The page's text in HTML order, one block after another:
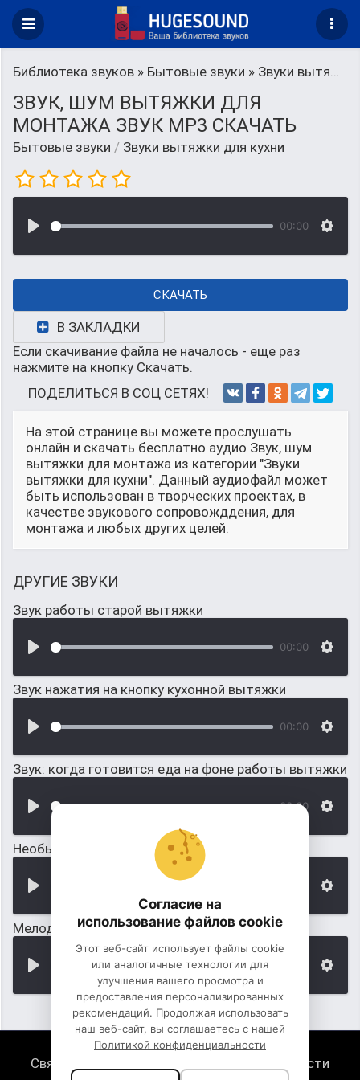
Библиотека звуков » Бытовые звуки » Звуки вытяжки для кухни
ЗВУК, ШУМ ВЫТЯЖКИ ДЛЯ
МОНТАЖА ЗВУК MP3 СКАЧАТЬ
Бытовые звуки / Звуки вытяжки для кухни
00:00
СКАЧАТЬ
В ЗАКЛАДКИ
Если скачивание файла не началось - еще раз
нажмите на кнопку Скачать.
ПОДЕЛИТЬСЯ В СОЦ СЕТЯХ!
На этой странице вы можете прослушать
онлайн и скачать бесплатно аудио Звук, шум
вытяжки для монтажа из категории "Звуки
вытяжки для кухни". Данный аудиофайл может
быть использован в творческих проектах, в
качестве звукового сопровожддения, для
монтажа и любых других целей.
ДРУГИЕ ЗВУКИ
Звук работы старой вытяжки
00:00
Звук нажатия на кнопку кухонной вытяжки
00:00
Звук: когда готовится еда на фоне работы вытяжки
00:00
Необычный звук для монтажа
Мелодия про новый год для монтажа
Связь с нами
Политика конфиденциальности
Согласие на
использование файлов cookie
Этот веб-сайт использует файлы cookie
или аналогичные технологии для
улучшения вашего просмотра и
предоставления персонализированных
рекомендаций. Продолжая использовать
наш веб-сайт, вы соглашаетесь с нашей
Политикой конфиденциальности